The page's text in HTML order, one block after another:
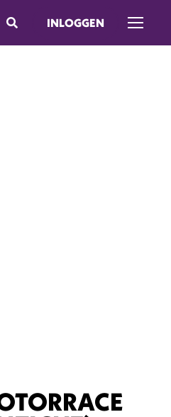
INLOGGEN
Menu